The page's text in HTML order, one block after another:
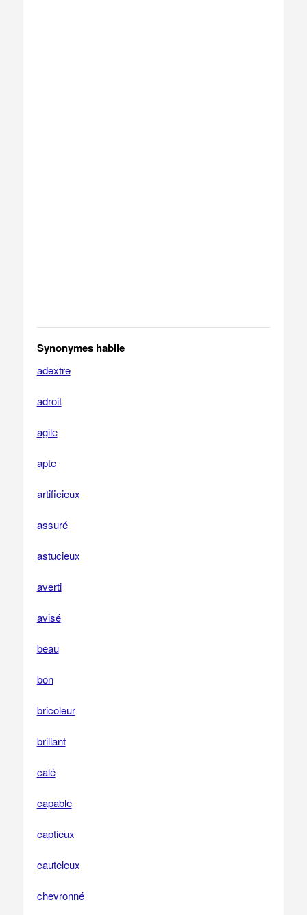
Synonymes habile
adextre
adroit
agile
apte
artificieux
assuré
astucieux
averti
avisé
beau
bon
bricoleur
brillant
calé
capable
captieux
cauteleux
chevronné